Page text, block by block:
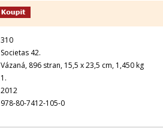
310
Societas 42.
Vázaná, 896 stran, 15,5 x 23,5 cm, 1,450 kg
1.
2012
978-80-7412-105-0